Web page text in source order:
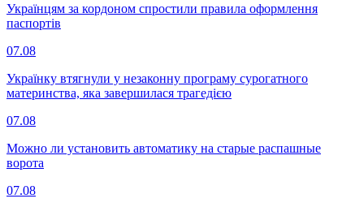
Українцям за кордоном спростили правила оформлення
паспортів
07.08
Українку втягнули у незаконну програму сурогатного
материнства, яка завершилася трагедією
07.08
Можно ли установить автоматику на старые распашные
ворота
07.08